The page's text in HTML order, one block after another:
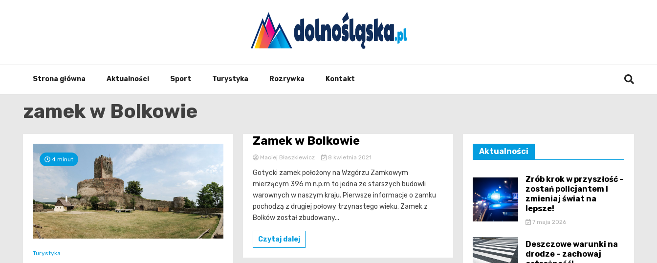
Strona główna Aktualności Sport Turystyka Rozrywka Kontakt
zamek w Bolkowie
4 minut
Turystyka
Zamek w Bolkowie
Maciej Błaszkiewicz 8 kwietnia 2021
Gotycki zamek położony na Wzgórzu Zamkowym
mierzącym 396 m n.p.m to jedna ze starszych budowli
warownych w naszym kraju. Pierwsze informacje o zamku
pochodzą z drugiej połowy trzynastego wieku. Zamek z
Bolków został zbudowany...
Czytaj dalej
Aktualności
Zrób krok w przyszłość –
zostań policjantem i
zmieniaj świat na
lepsze!
7 maja 2026
Deszczowe warunki na
drodze – zachowaj